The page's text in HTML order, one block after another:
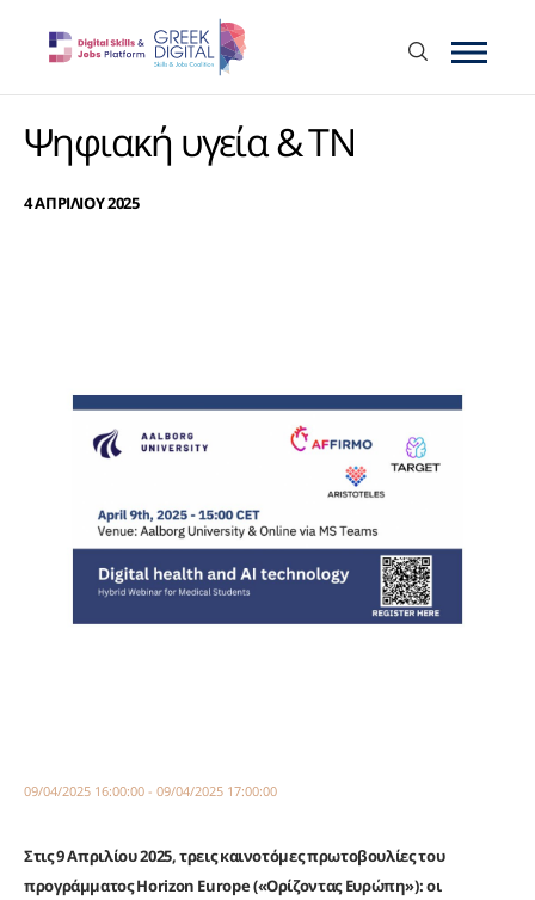
Ψηφιακή υγεία & ΤΝ
4 ΑΠΡΙΛΙΟΥ 2025
09/04/2025 16:00:00 - 09/04/2025 17:00:00
Στις 9 Απριλίου 2025, τρεις καινοτόμες πρωτοβουλίες του
προγράμματος Horizon Europe («Ορίζοντας Ευρώπη»): οι